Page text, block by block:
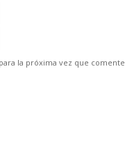
la próxima vez que comente.